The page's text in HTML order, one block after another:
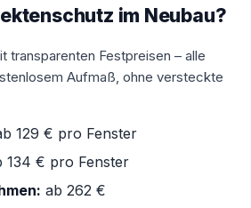
im Neubau?
transparenten Festpreisen – alle
Aufmaß, ohne versteckte
129 € pro Fenster
134 € pro Fenster
ab 262 €